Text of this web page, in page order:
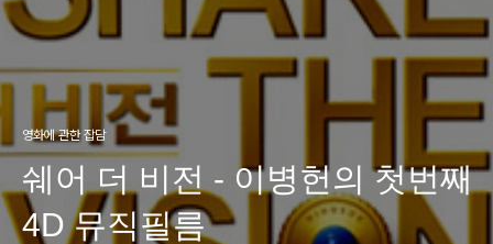
영화에 관한 잡담
쉐어 더 비전 - 이병헌의 첫번째
4D 뮤직필름